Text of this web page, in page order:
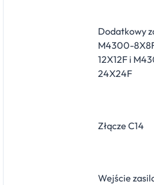
Dodatkowy
M4300-
12X12F i
24X24F
Złącze C14
Wejście